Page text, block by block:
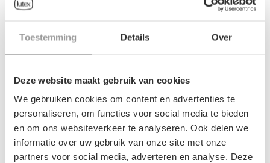
Toestemming Details Over
Deze website maakt gebruik van cookies
We gebruiken cookies om content en advertenties te
personaliseren, om functies voor social media te bieden
en om ons websiteverkeer te analyseren. Ook delen we
informatie over uw gebruik van onze site met onze
partners voor social media, adverteren en analyse. Deze
Geen informatie gevonden
710766778006
Nog niet gewaardeerd
0 sterren op basis van 0 beoordelingen